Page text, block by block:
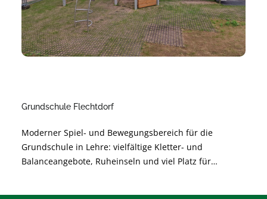
Grundschule Flechtdorf
Moderner Spiel- und Bewegungsbereich für die
Grundschule in Lehre: vielfältige Kletter- und
Balanceangebote, Ruheinseln und viel Platz für